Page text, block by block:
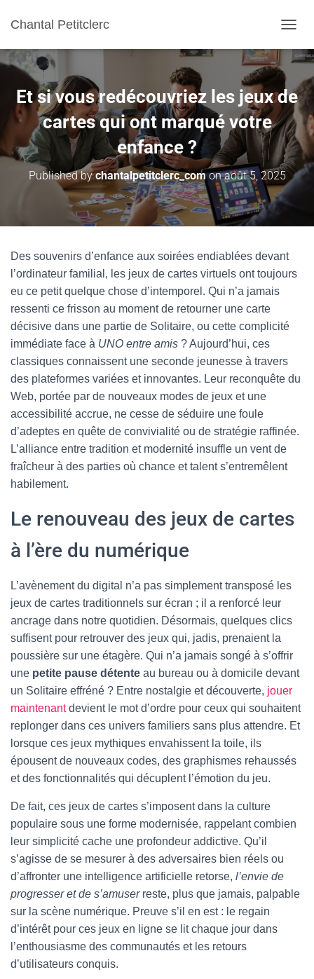
Chantal Petitclerc
Et si vous redécouvriez les jeux de
cartes qui ont marqué votre
enfance ?
Published bychantalpetitclerc_comonaoût 5, 2025
Des souvenirs d’enfance aux soirées endiablées devant
l’ordinateur familial, les jeux de cartes virtuels ont toujours
eu ce petit quelque chose d’intemporel. Qui n’a jamais
ressenti ce frisson au moment de retourner une carte
décisive dans une partie de Solitaire, ou cette complicité
immédiate face à UNO entre amis ? Aujourd’hui, ces
classiques connaissent une seconde jeunesse à travers
des plateformes variées et innovantes. Leur reconquête du
Web, portée par de nouveaux modes de jeux et une
accessibilité accrue, ne cesse de séduire une foule
d’adeptes en quête de convivialité ou de stratégie raffinée.
L’alliance entre tradition et modernité insuffle un vent de
fraîcheur à des parties où chance et talent s’entremêlent
habilement.
Le renouveau des jeux de cartes
à l’ère du numérique
L’avènement du digital n’a pas simplement transposé les
jeux de cartes traditionnels sur écran ; il a renforcé leur
ancrage dans notre quotidien. Désormais, quelques clics
suffisent pour retrouver des jeux qui, jadis, prenaient la
poussière sur une étagère. Qui n’a jamais songé à s’offrir
une petite pause détente au bureau ou à domicile devant
un Solitaire effréné ? Entre nostalgie et découverte, jouer
maintenantdevient le mot d’ordre pour ceux qui souhaitent
replonger dans ces univers familiers sans plus attendre. Et
lorsque ces jeux mythiques envahissent la toile, ils
épousent de nouveaux codes, des graphismes rehaussés
et des fonctionnalités qui décuplent l’émotion du jeu.
De fait, ces jeux de cartes s’imposent dans la culture
populaire sous une forme modernisée, rappelant combien
leur simplicité cache une profondeur addictive. Qu’il
s’agisse de se mesurer à des adversaires bien réels ou
d’affronter une intelligence artificielle retorse, l’envie de
progresser et de s’amuser reste, plus que jamais, palpable
sur la scène numérique. Preuve s’il en est : le regain
d’intérêt pour ces jeux en ligne se lit chaque jour dans
l’enthousiasme des communautés et les retours
d’utilisateurs conquis.